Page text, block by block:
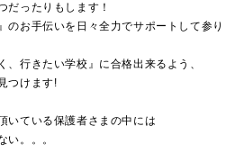
だったりもします！
のお手伝いを日々全力でサポートして参り
、行きたい学校』に合格出来るよう、
つけます!
いている保護者さまの中には
い。。。